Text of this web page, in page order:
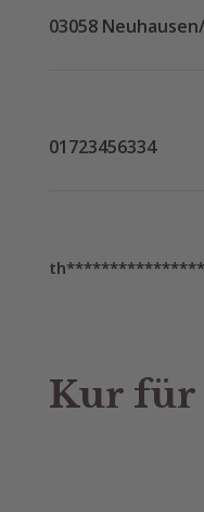
03058
01723456334
th
Kur für